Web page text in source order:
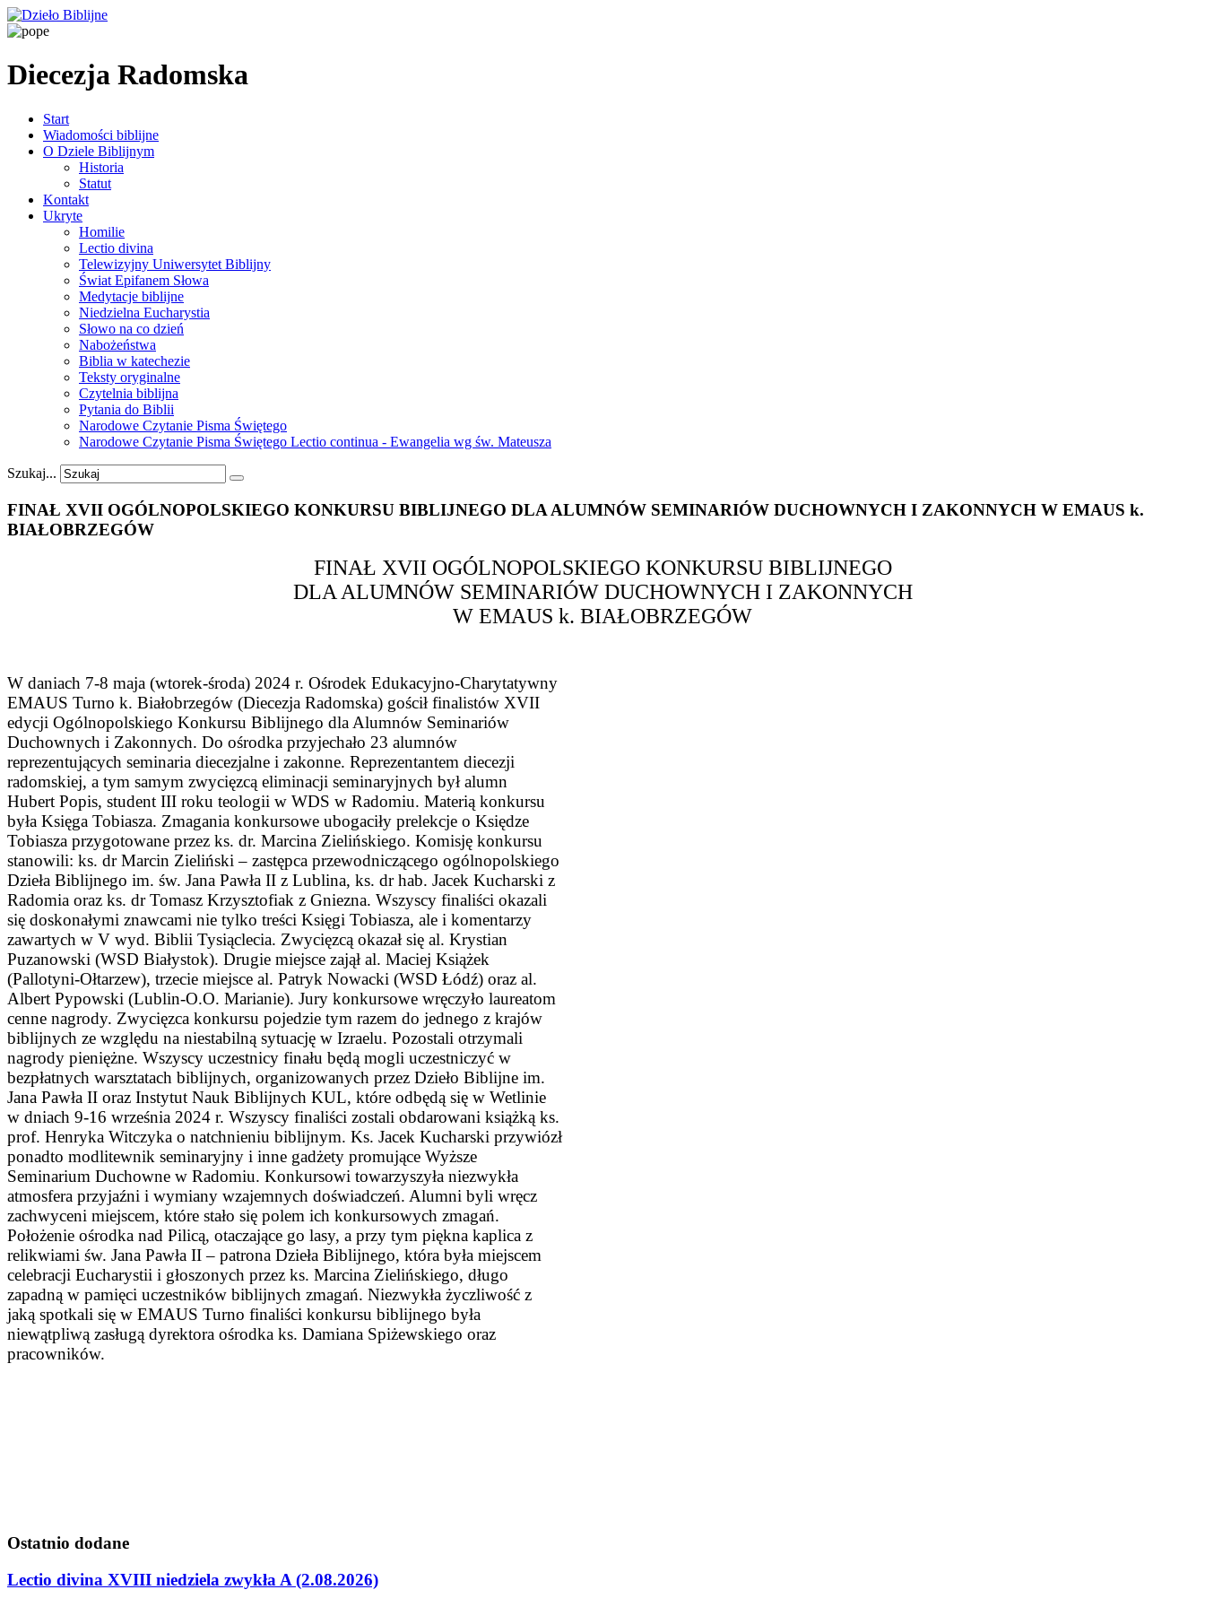
Diecezja Radomska
Start
Wiadomości biblijne
O Dziele Biblijnym
Historia
Statut
Kontakt
Ukryte
Homilie
Lectio divina
Telewizyjny Uniwersytet Biblijny
Świat Epifanem Słowa
Medytacje biblijne
Niedzielna Eucharystia
Słowo na co dzień
Nabożeństwa
Biblia w katechezie
Teksty oryginalne
Czytelnia biblijna
Pytania do Biblii
Narodowe Czytanie Pisma Świętego
Narodowe Czytanie Pisma Świętego Lectio continua - Ewangelia wg św. Mateusza
Szukaj...
FINAŁ XVII OGÓLNOPOLSKIEGO KONKURSU BIBLIJNEGO DLA ALUMNÓW SEMINARIÓW DUCHOWNYCH I ZAKONNYCH W EMAUS k.
BIAŁOBRZEGÓW
FINAŁ XVII OGÓLNOPOLSKIEGO KONKURSU BIBLIJNEGO
DLA ALUMNÓW SEMINARIÓW DUCHOWNYCH I ZAKONNYCH
W EMAUS k. BIAŁOBRZEGÓW
W daniach 7-8 maja (wtorek-środa) 2024 r. Ośrodek Edukacyjno-Charytatywny
EMAUS Turno k. Białobrzegów (Diecezja Radomska) gościł finalistów XVII
edycji Ogólnopolskiego Konkursu Biblijnego dla Alumnów Seminariów
Duchownych i Zakonnych. Do ośrodka przyjechało 23 alumnów
reprezentujących seminaria diecezjalne i zakonne. Reprezentantem diecezji
radomskiej, a tym samym zwycięzcą eliminacji seminaryjnych był alumn
Hubert Popis, student III roku teologii w WDS w Radomiu. Materią konkursu
była Księga Tobiasza. Zmagania konkursowe ubogaciły prelekcje o Księdze
Tobiasza przygotowane przez ks. dr. Marcina Zielińskiego. Komisję konkursu
stanowili: ks. dr Marcin Zieliński – zastępca przewodniczącego ogólnopolskiego
Dzieła Biblijnego im. św. Jana Pawła II z Lublina, ks. dr hab. Jacek Kucharski z
Radomia oraz ks. dr Tomasz Krzysztofiak z Gniezna. Wszyscy finaliści okazali
się doskonałymi znawcami nie tylko treści Księgi Tobiasza, ale i komentarzy
zawartych w V wyd. Biblii Tysiąclecia. Zwycięzcą okazał się al. Krystian
Puzanowski (WSD Białystok). Drugie miejsce zajął al. Maciej Książek
(Pallotyni-Ołtarzew), trzecie miejsce al. Patryk Nowacki (WSD Łódź) oraz al.
Albert Pypowski (Lublin-O.O. Marianie). Jury konkursowe wręczyło laureatom
cenne nagrody. Zwycięzca konkursu pojedzie tym razem do jednego z krajów
biblijnych ze względu na niestabilną sytuację w Izraelu. Pozostali otrzymali
nagrody pieniężne. Wszyscy uczestnicy finału będą mogli uczestniczyć w
bezpłatnych warsztatach biblijnych, organizowanych przez Dzieło Biblijne im.
Jana Pawła II oraz Instytut Nauk Biblijnych KUL, które odbędą się w Wetlinie
w dniach 9-16 września 2024 r. Wszyscy finaliści zostali obdarowani książką ks.
prof. Henryka Witczyka o natchnieniu biblijnym. Ks. Jacek Kucharski przywiózł
ponadto modlitewnik seminaryjny i inne gadżety promujące Wyższe
Seminarium Duchowne w Radomiu. Konkursowi towarzyszyła niezwykła
atmosfera przyjaźni i wymiany wzajemnych doświadczeń. Alumni byli wręcz
zachwyceni miejscem, które stało się polem ich konkursowych zmagań.
Położenie ośrodka nad Pilicą, otaczające go lasy, a przy tym piękna kaplica z
relikwiami św. Jana Pawła II – patrona Dzieła Biblijnego, która była miejscem
celebracji Eucharystii i głoszonych przez ks. Marcina Zielińskiego, długo
zapadną w pamięci uczestników biblijnych zmagań. Niezwykła życzliwość z
jaką spotkali się w EMAUS Turno finaliści konkursu biblijnego była
niewątpliwą zasługą dyrektora ośrodka ks. Damiana Spiżewskiego oraz
pracowników.
Ostatnio dodane
Lectio divina XVIII niedziela zwykła A (2.08.2026)